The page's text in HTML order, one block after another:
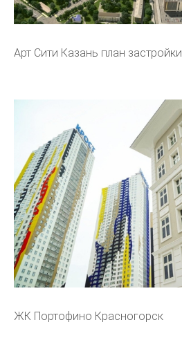
Арт Сити Казань план застройки
ЖК Портофино Красногорск